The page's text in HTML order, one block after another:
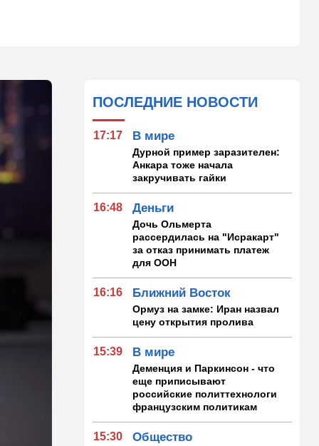
ПОСЛЕДНИЕ НОВОСТИ
17:17 В мире
Дурной пример заразителен:
Анкара тоже начала
закручивать гайки
16:48 Деньги
Дочь Ольмерта
рассердилась на "Исракарт"
за отказ принимать платеж
для ООН
16:16 Ближний Восток
Ормуз на замке: Иран назвал
цену открытия пролива
15:39 В мире
Деменция и Паркинсон - что
еще приписывают
российские политтехнологи
французским политикам
15:30 Общество